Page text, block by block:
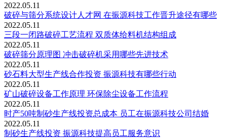
2022.05.11
破碎与筛分系统设计人才网 在振源科技工作晋升途径有哪些
2022.05.11
三段一闭路破碎工艺流程 双质体给料机结构组成
2022.05.11
破碎筛分原理图 冲击破碎机采用哪些先进技术
2022.05.11
砂石料大型生产线合作投资 振源科技有哪些行动
2022.05.11
矿山破碎设备工作原理 环保除尘设备工作流程
2022.05.11
时产50吨制砂生产线投资总成本 员工在振源科技公司结婚
2022.05.11
制砂生产线投资 振源科技提高员工服务意识